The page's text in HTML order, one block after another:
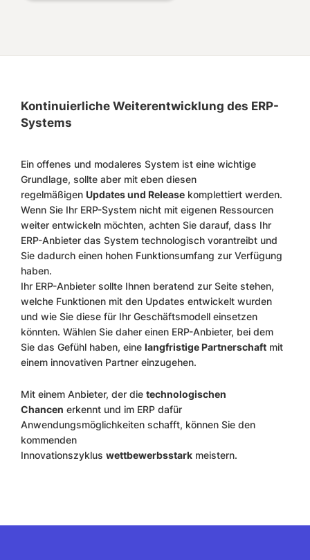
Kontinuierliche Weiterentwicklung des ERP-
Systems
Ein offenes und modaleres System ist eine wichtige
Grundlage, sollte aber mit eben diesen
regelmäßigen Updates und Release komplettiert werden.
Wenn Sie Ihr ERP-System nicht mit eigenen Ressourcen
weiter entwickeln möchten, achten Sie darauf, dass Ihr
ERP-Anbieter das System technologisch vorantreibt und
Sie dadurch einen hohen Funktionsumfang zur Verfügung
haben.
Ihr ERP-Anbieter sollte Ihnen beratend zur Seite stehen,
welche Funktionen mit den Updates entwickelt wurden
und wie Sie diese für Ihr Geschäftsmodell einsetzen
könnten. Wählen Sie daher einen ERP-Anbieter, bei dem
Sie das Gefühl haben, eine langfristige Partnerschaft mit
einem innovativen Partner einzugehen.
Mit einem Anbieter, der die technologischen
Chancen erkennt und im ERP dafür
Anwendungsmöglichkeiten schafft, können Sie den
kommenden
Innovationszyklus wettbewerbsstark meistern.